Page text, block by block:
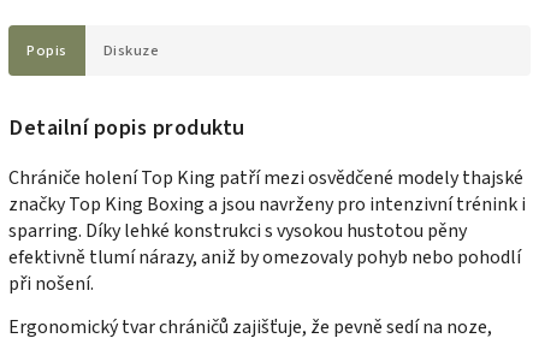
Popis Diskuze
Detailní popis produktu
Chrániče holení Top King patří mezi osvědčené modely thajské
značky Top King Boxing a jsou navrženy pro intenzivní trénink i
sparring. Díky lehké konstrukci s vysokou hustotou pěny
efektivně tlumí nárazy, aniž by omezovaly pohyb nebo pohodlí
při nošení.
Ergonomický tvar chráničů zajišťuje, že pevně sedí na noze,